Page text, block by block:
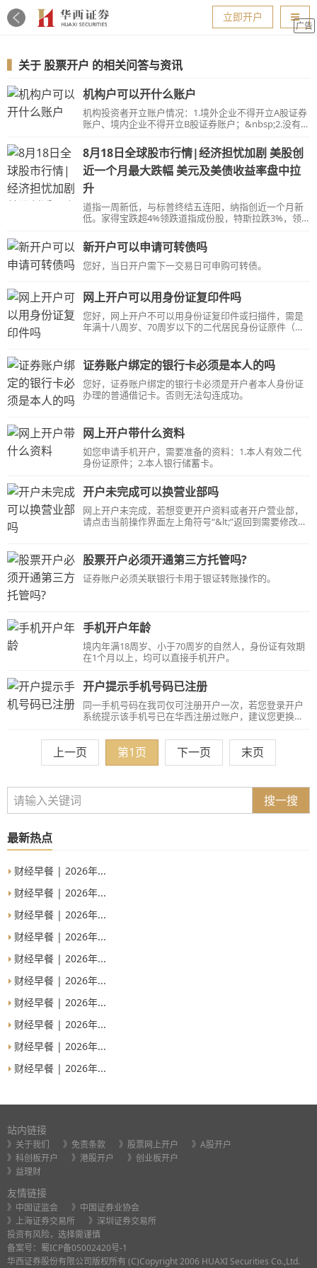
导航
立即开户
广告
关于 股票开户 的相关问答与资讯
机构户可以开什么账户
机构投资者开立账户情况：1.境外企业不得开立A股证券
账户、境内企业不得开立B股证券账户；&nbsp;2.没有法
得开立账户；&nbsp;3.对于同一类别和用途的证券账
户，只能为客户开立一个，法律、法规另有规定的除
外；4.只要是境内法人企业（注册地在境内），不管是
独资、合资还是三资都可以开立机构户。
8月18日全球股市行情|经济担忧加剧 美股创
近一个月最大跌幅 美元及美债收益率盘中拉
升
道指一周新低，与标普终结五连阳，纳指创近一个月新
低。家得宝跌超4%领跌道指成份股，特斯拉跌3%，领
涨超7%，腾讯音乐跌12%创新低。泛欧股指小幅反弹，
必和必拓涨超3%。10年期美债收益率再创逾一周新低后
盘中转升。美元指数创近一个月新高。比特币跌破4.5万
美元创五日新低。原油四连阴，布油创近一个月新低。
及同期最大跌幅，伦锡连创新高。
新开户可以申请可转债吗
您好，当日开户需下一交易日可申购可转债。
网上开户可以用身份证复印件吗
您好，网上开户不可以用身份证复印件或扫描件，需是
年满十八周岁、70周岁以下的二代居民身份证原件（建
证券账户绑定的银行卡必须是本人的吗
您好，证券账户绑定的银行卡必须是开户者本人身份证
办理的普通借记卡。否则无法勾连成功。
网上开户带什么资料
如您申请手机开户，需要准备的资料：1.本人有效二代
身份证原件；2.本人银行储蓄卡。
开户未完成可以换营业部吗
网上开户未完成，若想变更开户资料或者开户营业部，
请点击当前操作界面左上角符号“&lt;”返回到需要修改的
息。
股票开户必须开通第三方托管吗?
证券账户必须关联银行卡用于银证转账操作的。
手机开户年龄
境内年满18周岁、小于70周岁的自然人，身份证有效期
在1个月以上，均可以直接手机开户。
开户提示手机号码已注册
同一手机号码在我司仅可注册开户一次，若您登录开户
系统提示该手机号已在华西注册过账户，建议您更换手
进行咨询。
上一页 第1页 下一页 末页
搜一搜
最新热点
财经早餐 | 2026年...
财经早餐 | 2026年...
财经早餐 | 2026年...
财经早餐 | 2026年...
财经早餐 | 2026年...
财经早餐 | 2026年...
财经早餐 | 2026年...
财经早餐 | 2026年...
财经早餐 | 2026年...
财经早餐 | 2026年...
站内链接
》关于我们 》免责条款 》股票网上开户
》A股开户
》科创板开户
》港股开户
》创业板开户
》益理财
友情链接
》中国证监会
》中国证券业协会
》上海证券交易所
》深圳证券交易所
投资有风险，选择需谨慎
备案号： 蜀ICP备05002420号-1
华西证券股份有限公司版权所有 (C)Copyright 2006 HUAXI Securities Co.,Ltd.